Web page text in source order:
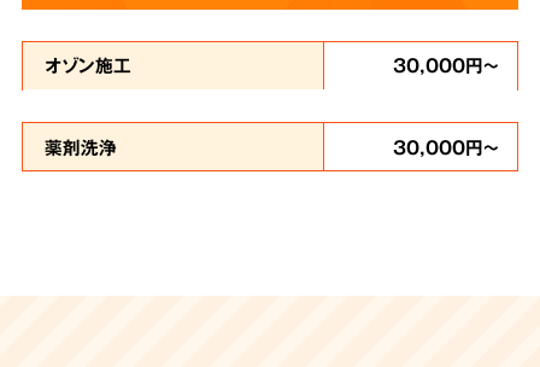
オゾン施工 30,000円～
薬剤洗浄 30,000円～